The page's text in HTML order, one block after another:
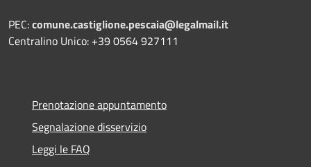
PEC:comune.castiglione.pescaia@legalmail.it
Centralino Unico: +39 0564 927111
Prenotazione appuntamento
Segnalazione disservizio
Leggi le FAQ